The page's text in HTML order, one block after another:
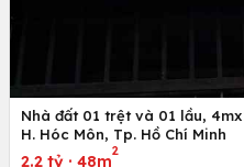
Nhà đất 01 trệt và 01 lầu, 4mx12m ở đường Nguyễn Thị Sáu,
H. Hóc Môn, Tp. Hồ Chí Minh
2.2 tỷ · 48m
2